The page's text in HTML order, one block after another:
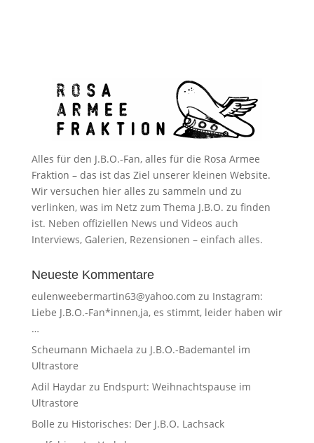
Alles für den J.B.O.-Fan, alles für die Rosa Armee
Fraktion – das ist das Ziel unserer kleinen Website.
Wir versuchen hier alles zu sammeln und zu
verlinken, was im Netz zum Thema J.B.O. zu finden
ist. Neben offiziellen News und Videos auch
Interviews, Galerien, Rezensionen – einfach alles.
Neueste Kommentare
eulenweebermartin63@yahoo.com zu Instagram:
Liebe J.B.O.-Fan*innen,ja, es stimmt, leider haben wir
…
Scheumann Michaela zu J.B.O.-Bademantel im
Ultrastore
Adil Haydarzu Endspurt: Weihnachtspause im
Ultrastore
Bolle zu Historisches: Der J.B.O. Lachsack